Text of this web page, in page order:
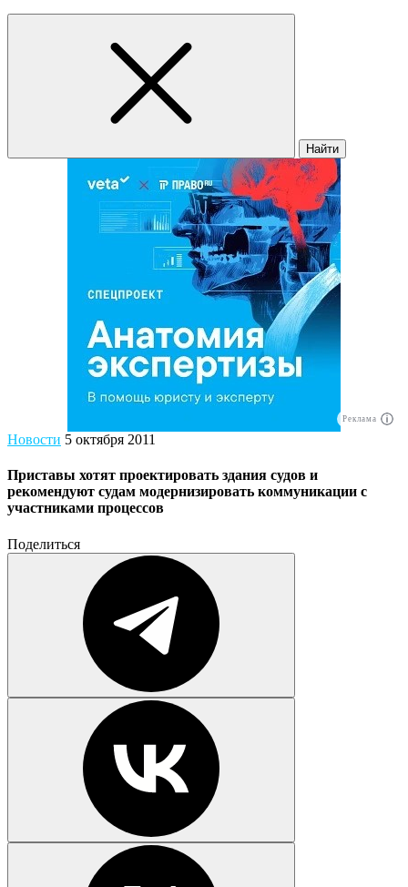
Найти
Реклама
Новости 5 октября 2011
Приставы хотят проектировать здания судов и
рекомендуют судам модернизировать коммуникации с
участниками процессов
Поделиться